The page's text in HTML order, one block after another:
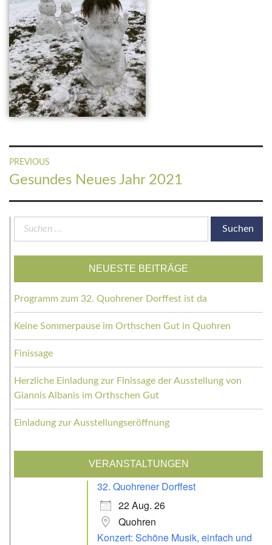
Beitragsnavigation
PREVIOUS
Previous
Gesundes Neues Jahr 2021
Suchen
NEUESTE BEITRÄGE
Programm zum 32. Quohrener Dorffest ist da
Keine Sommerpause im Orthschen Gut in Quohren
Finissage
Herzliche Einladung zur Finissage der Ausstellung von
Giannis Albanis im Orthschen Gut
Einladung zur Ausstellungseröffnung
VERANSTALTUNGEN
32. Quohrener Dorffest
22 Aug. 26
Quohren
Konzert: Schöne Musik, einfach und